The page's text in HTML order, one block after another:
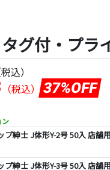
グ付・プラ
税込）
（税込） 37%OFF
ン
プ紳士 J体形Y-2号 50入 店舗
プ紳士 J体形Y-3号 50入 店舗